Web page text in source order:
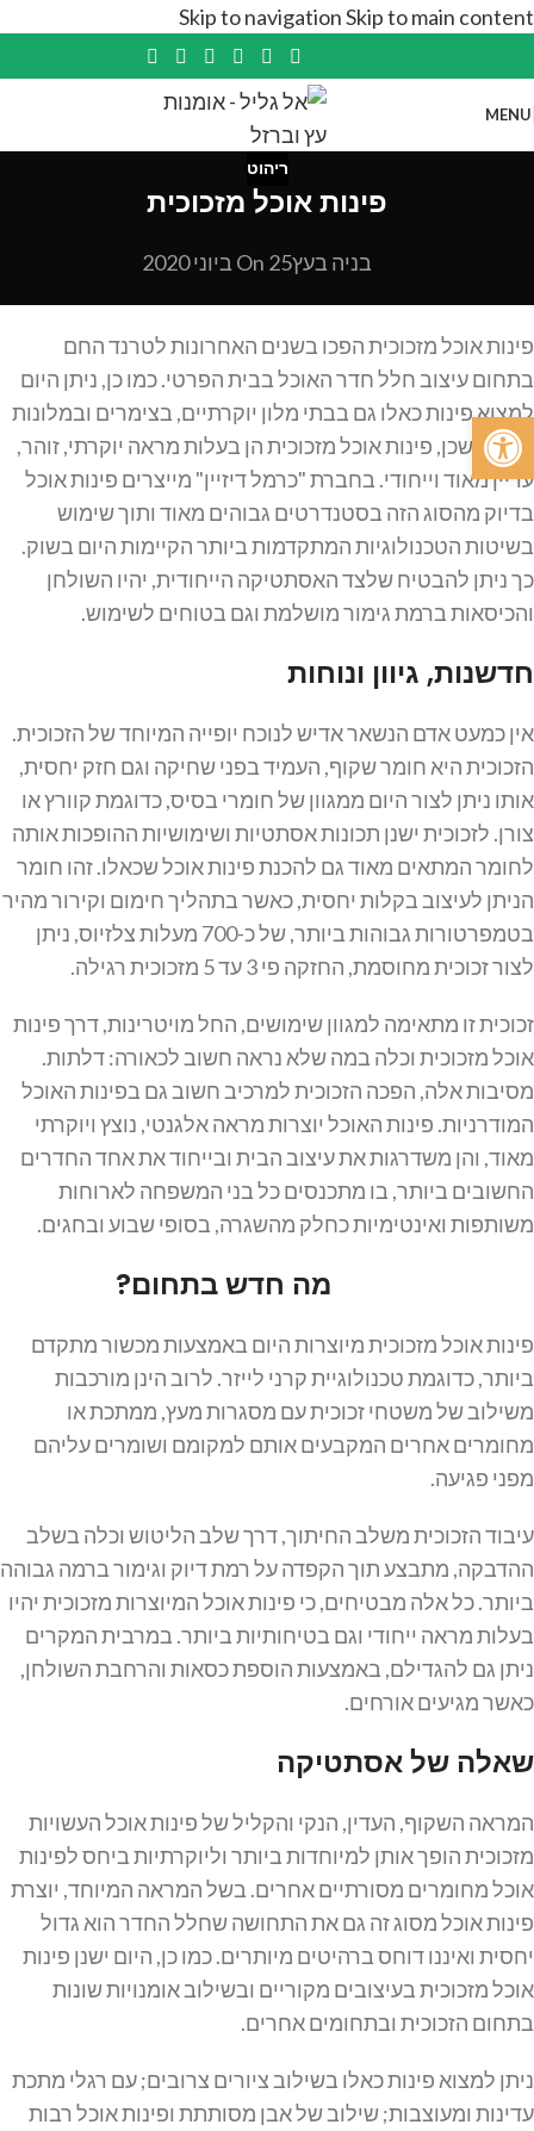
Skip to navigationSkip to main content
MENU
ריהוט
פינות אוכל מזכוכית
בניה בעץOn 25 ביוני 2020
פינות אוכל מזכוכית הפכו בשנים האחרונות לטרנד החם
בתחום עיצוב חלל חדר האוכל בבית הפרטי. כמו כן, ניתן היום
למצוא פינות כאלו גם בבתי מלון יוקרתיים, בצימרים ובמלונות
בוטיק. שכן, פינות אוכל מזכוכית הן בעלות מראה יוקרתי, זוהר,
עדיין מאוד וייחודי. בחברת "כרמל דיזיין" מייצרים פינות אוכל
בדיוק מהסוג הזה בסטנדרטים גבוהים מאוד ותוך שימוש
בשיטות הטכנולוגיות המתקדמות ביותר הקיימות היום בשוק.
כך ניתן להבטיח שלצד האסתטיקה הייחודית, יהיו השולחן
והכיסאות ברמת גימור מושלמת וגם בטוחים לשימוש.
חדשנות, גיוון ונוחות
אין כמעט אדם הנשאר אדיש לנוכח יופייה המיוחד של הזכוכית.
הזכוכית היא חומר שקוף, העמיד בפני שחיקה וגם חזק יחסית,
אותו ניתן לצור היום ממגוון של חומרי בסיס, כדוגמת קוורץ או
צורן. לזכוכית ישנן תכונות אסתטיות ושימושיות ההופכות אותה
לחומר המתאים מאוד גם להכנת פינות אוכל שכאלו. זהו חומר
הניתן לעיצוב בקלות יחסית, כאשר בתהליך חימום וקירור מהיר
בטמפרטורות גבוהות ביותר, של כ-700 מעלות צלזיוס, ניתן
לצור זכוכית מחוסמת, החזקה פי 3 עד 5 מזכוכית רגילה.
זכוכית זו מתאימה למגוון שימושים, החל מויטרינות, דרך פינות
אוכל מזכוכית וכלה במה שלא נראה חשוב לכאורה: דלתות.
מסיבות אלה, הפכה הזכוכית למרכיב חשוב גם בפינות האוכל
המודרניות. פינות האוכל יוצרות מראה אלגנטי, נוצץ ויוקרתי
מאוד, והן משדרגות את עיצוב הבית ובייחוד את אחד החדרים
החשובים ביותר, בו מתכנסים כל בני המשפחה לארוחות
משותפות ואינטימיות כחלק מהשגרה, בסופי שבוע ובחגים.
מה חדש בתחום?
פינות אוכל מזכוכית מיוצרות היום באמצעות מכשור מתקדם
ביותר, כדוגמת טכנולוגיית קרני לייזר. לרוב הינן מורכבות
משילוב של משטחי זכוכית עם מסגרות מעץ, ממתכת או
מחומרים אחרים המקבעים אותם למקומם ושומרים עליהם
מפני פגיעה.
עיבוד הזכוכית משלב החיתוך, דרך שלב הליטוש וכלה בשלב
ההדבקה, מתבצע תוך הקפדה על רמת דיוק וגימור ברמה גבוהה
ביותר. כל אלה מבטיחים, כי פינות אוכל המיוצרות מזכוכית יהיו
בעלות מראה ייחודי וגם בטיחותיות ביותר. במרבית המקרים
ניתן גם להגדילם, באמצעות הוספת כסאות והרחבת השולחן,
כאשר מגיעים אורחים.
שאלה של אסתטיקה
המראה השקוף, העדין, הנקי והקליל של פינות אוכל העשויות
מזכוכית הופך אותן למיוחדות ביותר וליוקרתיות ביחס לפינות
אוכל מחומרים מסורתיים אחרים. בשל המראה המיוחד, יוצרת
פינות אוכל מסוג זה גם את התחושה שחלל החדר הוא גדול
יחסית ואיננו דוחס ברהיטים מיותרים. כמו כן, היום ישנן פינות
אוכל מזכוכית בעיצובים מקוריים ובשילוב אומנויות שונות
בתחום הזכוכית ובתחומים אחרים.
ניתן למצוא פינות כאלו בשילוב ציורים צרובים; עם רגלי מתכת
עדינות ומעוצבות; שילוב של אבן מסותתת ופינות אוכל רבות
פתח סרגל נגישות